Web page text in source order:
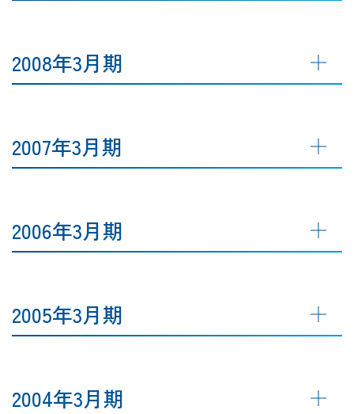
2008年3月期
2007年3月期
2006年3月期
2005年3月期
2004年3月期